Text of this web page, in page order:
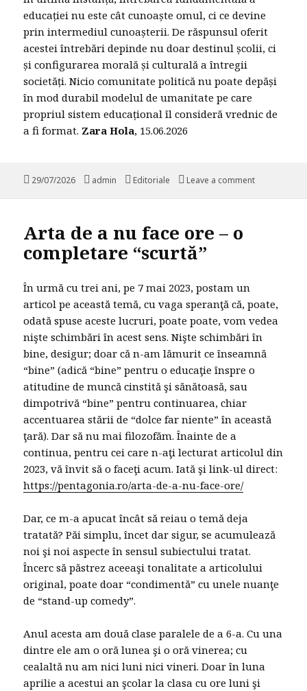
educației nu este cât cunoaște omul, ci ce devine
prin intermediul cunoașterii. De răspunsul oferit
acestei întrebări depinde nu doar destinul școlii, ci
și configurarea morală și culturală a întregii
societăți. Nicio comunitate politică nu poate depăși
în mod durabil modelul de umanitate pe care
propriul sistem educațional îl consideră vrednic de
a fi format. Zara Hola, 15.06.2026
Posted
29/07/2026 Author
admin Categories
Editoriale Leave a comment
Arta de a nu face ore – o
completare “scurtă”
În urmă cu trei ani, pe 7 mai 2023, postam un
articol pe această temă, cu vaga speranţă că, poate,
odată spuse aceste lucruri, poate poate, vom vedea
nişte schimbări în acest sens. Nişte schimbări în
bine, desigur; doar că n-am lămurit ce înseamnă
“bine” (adică “bine” pentru o educaţie înspre o
atitudine de muncă cinstită şi sănătoasă, sau
dimpotrivă “bine” pentru continuarea, chiar
accentuarea stării de “dolce far niente” în această
ţară). Dar să nu mai filozofăm. Înainte de a
continua, pentru cei care n-aţi lecturat articolul din
2023, vă învit să o faceţi acum. Iată şi link-ul direct:
https://pentagonia.ro/arta-de-a-nu-face-ore/
Dar, ce m-a apucat încât să reiau o temă deja
tratată? Păi simplu, încet dar sigur, se acumulează
noi şi noi aspecte în sensul subiectului tratat.
Încerc să păstrez aceeaşi tonalitate a articolului
original, poate doar “condimentă” cu unele nuanţe
de “stand-up comedy”.
Anul acesta am două clase paralele de a 6-a. Cu una
dintre ele am o oră lunea şi o oră vinerea; cu
cealaltă nu am nici luni nici vineri. Doar în luna
aprilie a acestui an şcolar la clasa cu ore luni şi